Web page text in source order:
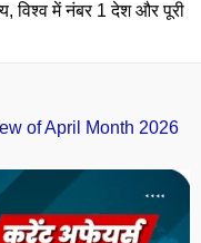
विश्व में नंबर 1 देश और पूरी